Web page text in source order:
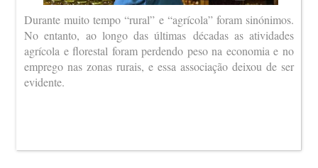
Durante muito tempo “rural” e “agrícola” foram sinónimos.
No entanto, ao longo das últimas décadas as atividades
agrícola e florestal foram perdendo peso na economia e no
emprego nas zonas rurais, e essa associação deixou de ser
evidente.